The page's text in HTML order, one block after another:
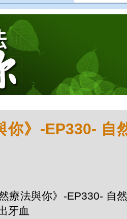
你》-EP330- 自
療法與你》-EP330- 自然
牙血